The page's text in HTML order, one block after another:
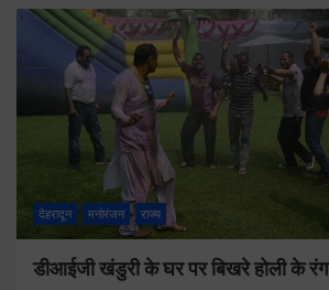
देहरादून मनोरंजन राज्य
डीआईजी खंडुरी के घर पर बिखरे होली के रंग